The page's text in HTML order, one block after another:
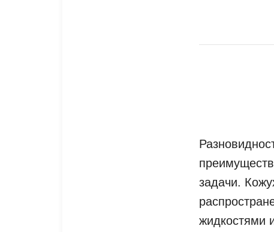
задачи.
жидкостями